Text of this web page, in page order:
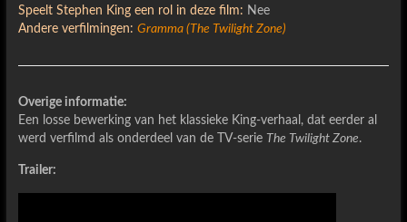
Speelt Stephen King een rol in deze film: Nee
Andere verfilmingen: Gramma (The Twilight Zone)
Overige informatie:
Een losse bewerking van het klassieke King-verhaal, dat eerder al
werd verfilmd als onderdeel van de TV-serie The Twilight Zone.
Trailer: